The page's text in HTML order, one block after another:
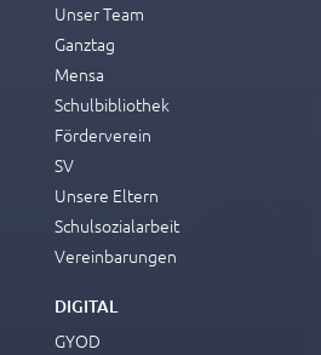
Unser Team
Ganztag
Mensa
Schulbibliothek
Förderverein
SV
Unsere Eltern
Schulsozialarbeit
Vereinbarungen
DIGITAL
GYOD